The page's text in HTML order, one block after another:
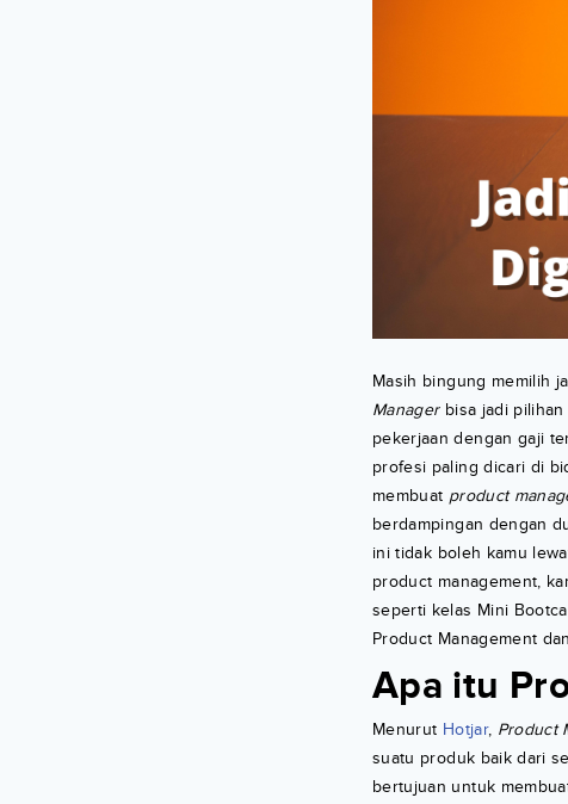
Masih bingung memilih
Managerbisa jadi pilihan
pekerjaan dengan gaji
profesi paling dicari di
membuat product
berdampingan dengan
ini tidak boleh kamu
product management,
seperti kelas Mini
Product Management
Apa itu
Menurut Hotjar, Product
suatu produk baik dari
bertujuan untuk